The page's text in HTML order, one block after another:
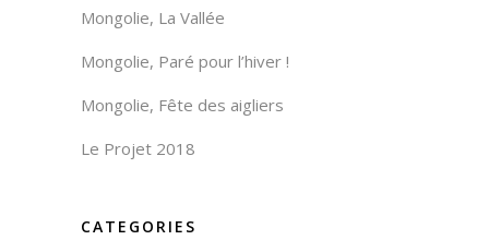
Mongolie, La Vallée
Mongolie, Paré pour l’hiver !
Mongolie, Fête des aigliers
Le Projet 2018
CATEGORIES